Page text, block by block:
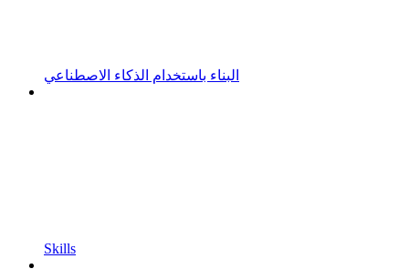
البناء باستخدام الذكاء الاصطناعي
Skills